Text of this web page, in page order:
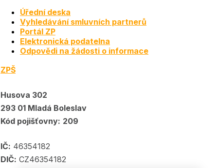
Úřední deska
Vyhledávání smluvních partnerů
Portál ZP
Elektronická podatelna
Odpovědi na žádosti o informace
ZPŠ
Husova 302
293 01 Mladá Boleslav
Kód pojišťovny: 209
IČ: 46354182
DIČ: CZ46354182